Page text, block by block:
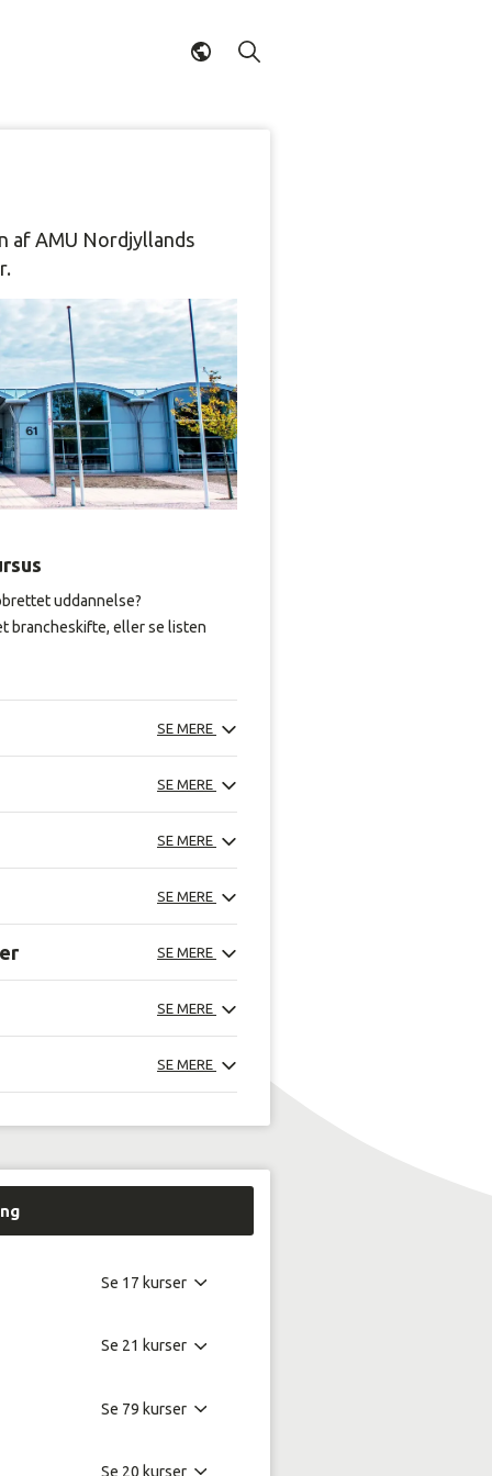
af AMU Nordjyllands
uddannelse?
brancheskifte, eller se listen
SE MERE
SE MERE
SE MERE
SE MERE
SE MERE
SE MERE
SE MERE